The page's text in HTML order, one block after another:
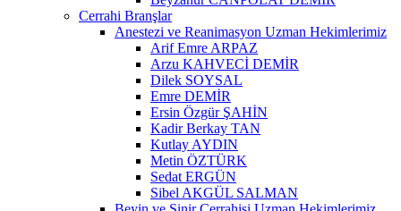
Cerrahi Branşlar
Anestezi ve Reanimasyon Uzman Hekimlerimiz
Arif Emre ARPAZ
Arzu KAHVECİ DEMİR
Dilek SOYSAL
Emre DEMİR
Ersin Özgür ŞAHİN
Kadir Berkay TAN
Kutlay AYDIN
Metin ÖZTÜRK
Sedat ERGÜN
Sibel AKGÜL SALMAN